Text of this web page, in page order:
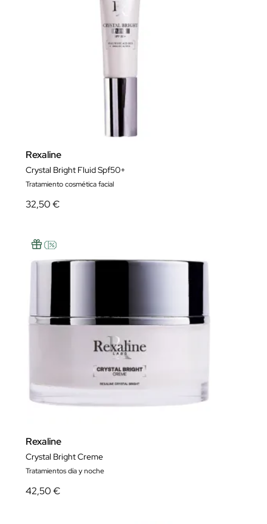
Rexaline
Crystal Bright Fluid Spf50+
Tratamiento cosmética facial
32,50 €
Rexaline
Crystal Bright Creme
Tratamientos día y noche
42,50 €